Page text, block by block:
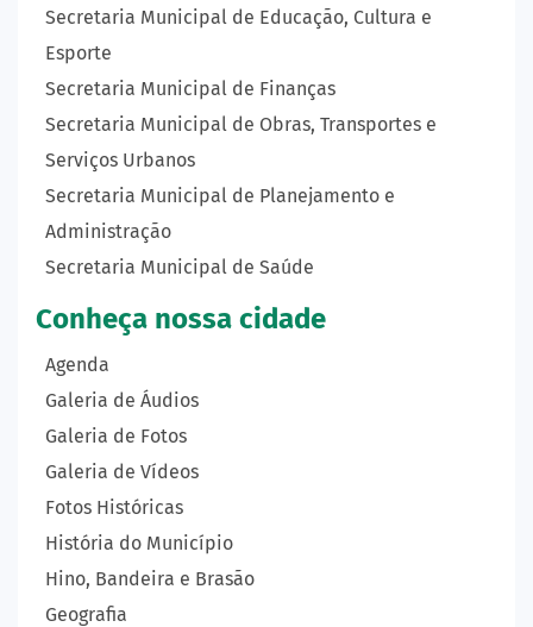
Secretaria Municipal de Educação, Cultura e
Esporte
Secretaria Municipal de Finanças
Secretaria Municipal de Obras, Transportes e
Serviços Urbanos
Secretaria Municipal de Planejamento e
Administração
Secretaria Municipal de Saúde
Conheça nossa cidade
Agenda
Galeria de Áudios
Galeria de Fotos
Galeria de Vídeos
Fotos Históricas
História do Município
Hino, Bandeira e Brasão
Geografia